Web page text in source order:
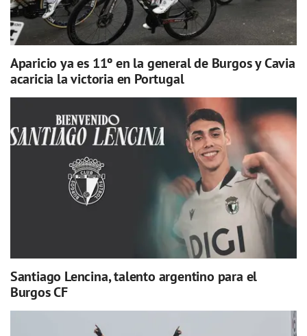
Aparicio ya es 11º en la general de Burgos y Cavia
acaricia la victoria en Portugal
Santiago Lencina, talento argentino para el
Burgos CF